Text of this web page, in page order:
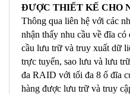
ĐƯỢC THIẾT KẾ CHO
Thông qua liên hệ với các
nhận thấy nhu cầu về đĩa
cầu lưu trữ và truy xuất dữ
trực tuyến, sao lưu và lưu
đa RAID với tối đa 8 ổ đĩa
hàng được lưu trữ và truy